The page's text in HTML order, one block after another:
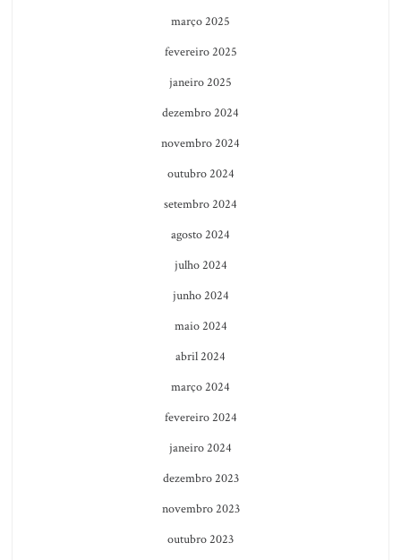
março 2025
fevereiro 2025
janeiro 2025
dezembro 2024
novembro 2024
outubro 2024
setembro 2024
agosto 2024
julho 2024
junho 2024
maio 2024
abril 2024
março 2024
fevereiro 2024
janeiro 2024
dezembro 2023
novembro 2023
outubro 2023